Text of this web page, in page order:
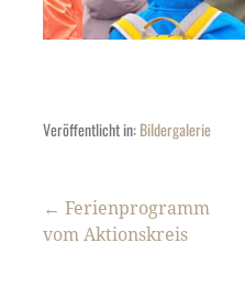
Veröffentlicht in:Bildergalerie
Beitragsnavigation
← Ferienprogramm
vom Aktionskreis